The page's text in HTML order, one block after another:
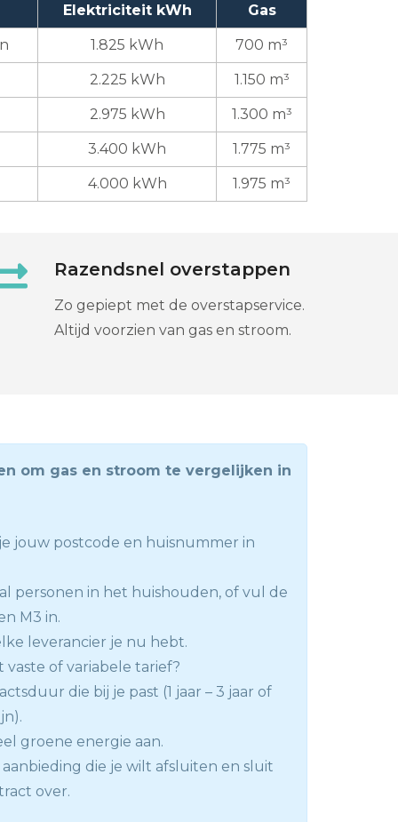
Elektriciteit kWh Gas
1.825 kWh 700 m³
2.225 kWh 1.150 m³
2.975 kWh 1.300 m³
3.400 kWh 1.775 m³
4.000 kWh 1.975 m³
Razendsnel overstappen
Zo gepiept met de overstapservice.
Altijd voorzien van gas en stroom.
om gas en stroom te vergelijken in
jouw postcode en huisnummer in
personen in het huishouden, of vul de
M3 in.
leverancier je nu hebt.
vaste of variabele tarief?
die bij je past (1 jaar – 3 jaar of
groene energie aan.
die je wilt afsluiten en sluit
over.